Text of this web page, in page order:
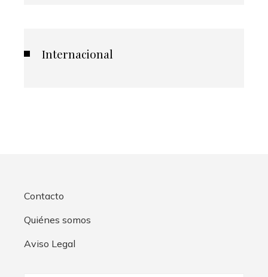
Internacional
Contacto
Quiénes somos
Aviso Legal